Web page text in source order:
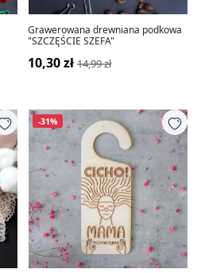
Grawerowana drewniana podkowa
"SZCZĘŚCIE SZEFA"
10,30 zł 14,99 zł
-31%